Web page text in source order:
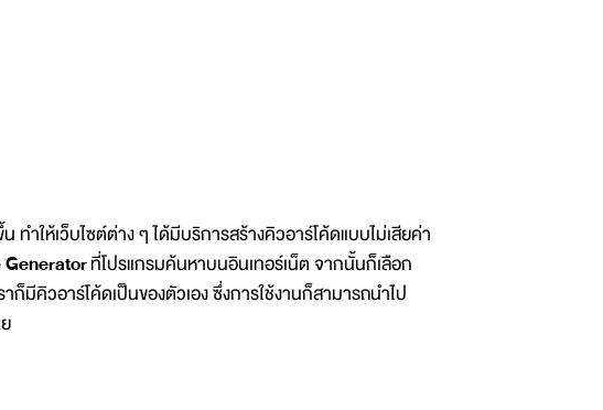
ำให้เว็บไซต์ต่าง ๆ ได้มีบริการสร้างคิวอาร์โค้ดแบบไม่เสียค่า
Generatorที่โปรแกรมค้นหาบนอินเทอร์เน็ต จากนั้นก็เลือก
ก็มีคิวอาร์โค้ดเป็นของตัวเอง ซึ่งการใช้งานก็สามารถนำไป